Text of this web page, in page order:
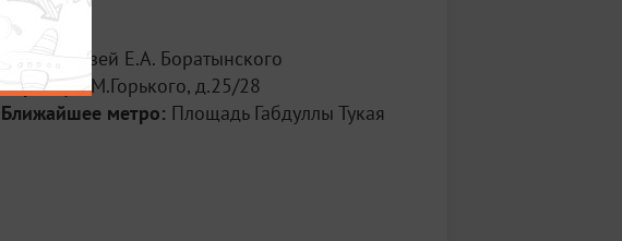
Место:
Музей Е.А. Боратынского
Адрес:ул. М.Горького, д.25/28
Ближайшее метро: Площадь Габдуллы Тукая